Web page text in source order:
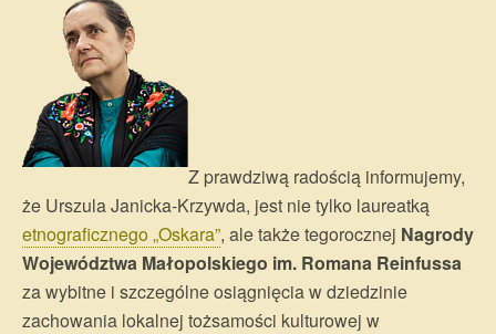
Z prawdziwą radością informujemy,
że Urszula Janicka-Krzywda, jest nie tylko laureatką
etnograficznego „Oskara”, ale także tegorocznej Nagrody
Województwa Małopolskiego im. Romana Reinfussa
za wybitne i szczególne osiągnięcia w dziedzinie
zachowania lokalnej tożsamości kulturowej w